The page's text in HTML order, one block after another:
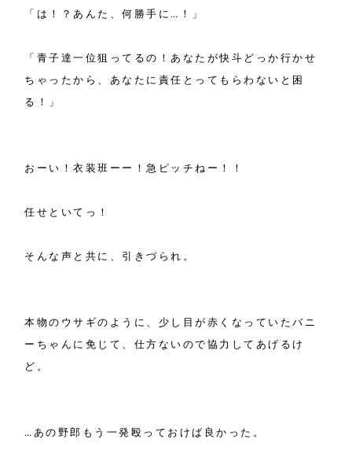
「は！？あんた、何勝手に…！」
「青子達一位狙ってるの！あなたが快斗どっか行かせ
ちゃったから、あなたに責任とってもらわないと困
る！」
おーい！衣装班ーー！急ピッチねー！！
任せといてっ！
そんな声と共に、引きづられ。
本物のウサギのように、少し目が赤くなっていたバニ
ーちゃんに免じて、仕方ないので協力してあげるけ
ど。
…あの野郎もう一発殴っておけば良かった。